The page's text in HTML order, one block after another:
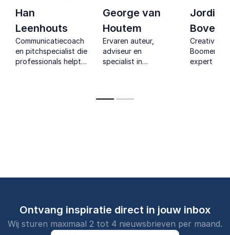
Han
Leenhouts
Communicatiecoach
en pitchspecialist die
professionals helpt
George van
Houtem
Ervaren auteur,
adviseur en
specialist in
met bewezen
Jordi
Creative
expert in
Ontvang inspiratie direct in jouw inbox
Wij sturen maximaal 2 tot 4 nieuwsbrieven per maand.